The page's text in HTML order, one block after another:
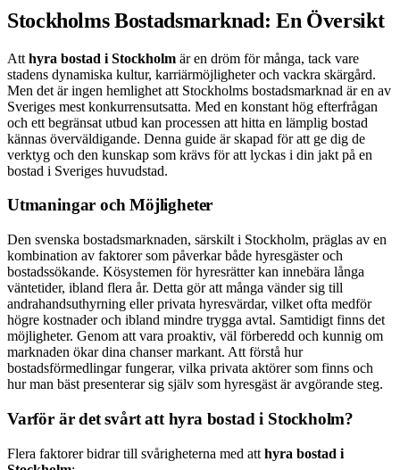
Stockholms Bostadsmarknad: En Översikt
Att hyra bostad i Stockholm är en dröm för många, tack vare
stadens dynamiska kultur, karriärmöjligheter och vackra skärgård.
Men det är ingen hemlighet att Stockholms bostadsmarknad är en av
Sveriges mest konkurrensutsatta. Med en konstant hög efterfrågan
och ett begränsat utbud kan processen att hitta en lämplig bostad
kännas överväldigande. Denna guide är skapad för att ge dig de
verktyg och den kunskap som krävs för att lyckas i din jakt på en
bostad i Sveriges huvudstad.
Utmaningar och Möjligheter
Den svenska bostadsmarknaden, särskilt i Stockholm, präglas av en
kombination av faktorer som påverkar både hyresgäster och
bostadssökande. Kösystemen för hyresrätter kan innebära långa
väntetider, ibland flera år. Detta gör att många vänder sig till
andrahandsuthyrning eller privata hyresvärdar, vilket ofta medför
högre kostnader och ibland mindre trygga avtal. Samtidigt finns det
möjligheter. Genom att vara proaktiv, väl förberedd och kunnig om
marknaden ökar dina chanser markant. Att förstå hur
bostadsförmedlingar fungerar, vilka privata aktörer som finns och
hur man bäst presenterar sig själv som hyresgäst är avgörande steg.
Varför är det svårt att hyra bostad i Stockholm?
Flera faktorer bidrar till svårigheterna med att hyra bostad i